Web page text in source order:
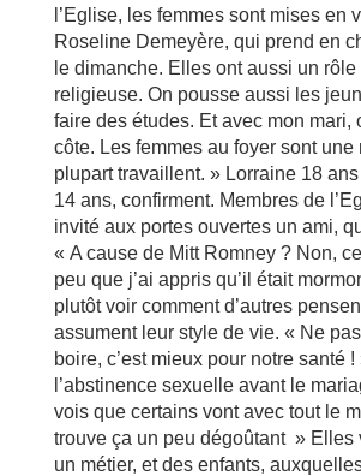
l’Eglise, les femmes sont mises en
Roseline Demeyère, qui prend en
le dimanche. Elles ont aussi un rôle
religieuse. On pousse aussi les
faire des études. Et avec mon mari,
côte. Les femmes au foyer sont une
plupart travaillent. » Lorraine 18
14 ans, confirment. Membres de
invité aux portes ouvertes un ami,
« A cause de Mitt Romney ? Non, ce
peu que j’ai appris qu’il était
plutôt voir comment d’autres
assument leur style de vie. « Ne
boire, c’est mieux pour notre santé !
l’abstinence sexuelle avant le
vois que certains vont avec tout le
trouve ça un peu dégoûtant » Elles
un métier, et des enfants,